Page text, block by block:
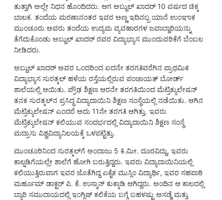
ತುತ್ತಾಗಿ ಅಲ್ಲೇ ನಿಧನ ಹೊಂದಿದರು. ಆಗ ಅಬ್ದುಲ್ ಖಾದರ್ 10 ವರ್ಷದ ಚಿಕ್ಕ
ಬಾಲಕ. ತಂದೆಯ ಮರಣಾನಂತರ ಇವರ ಅಣ್ಣ ಇದಿನಬ್ಬ ಯಾನೆ ಉಂಞಾಕ
ಮುಂಚೂರು ಅವರು ತಂದೆಯ ಉದ್ಯಮ ವ್ಯವಹಾರಗಳ ಜವಾಬ್ದಾರಿಯನ್ನು
ತೆಗೆದುಕೊಂಡು ಅಬ್ದುಲ್ ಖಾದರ್ ರವರ ವಿದ್ಯಾಭ್ಯಾಸ ಮುಂದುವರಿಕೆಗೆ ಬೆಂಬಲ
ನೀಡಿದರು.
ಅಬ್ದುಲ್ ಖಾದರ್ ಅವರ ಒಂದರಿಂದ ಐದನೇ ತರಗತಿವರೆಗಿನ ಪ್ರಾಥಮಿಕ
ವಿದ್ಯಾಭ್ಯಾಸ ಸುರತ್ಕಲ್ ಹಳೆಯ ರಸ್ತೆಯಲ್ಲಿರುವ ಪಂಚಾಯತ್ ಬೋರ್ಡ್
ಶಾಲೆಯಲ್ಲಿ ಆಯಿತು. ಪ್ರೌಢ ಶಿಕ್ಷಣ ಆರನೇ ತರಗತಿಯಿಂದ ಮೆಟ್ರಿಕ್ಯುಲೇಷನ್
ತನಕ ಸುರತ್ಕಲ್‌ನ ಪ್ರಸಿದ್ಧ ವಿದ್ಯಾದಾಯಿನಿ ಶಿಕ್ಷಣ ಸಂಸ್ಥೆಯಲ್ಲಿ ನಡೆಯಿತು. ಆಗಿನ
ಮೆಟ್ರಿಕ್ಯುಲೇಷನ್ ಎಂದರೆ ಅದು 11ನೇ ತರಗತಿ ಆಗಿತ್ತು. ಇವರು
ಮೆಟ್ರಿಕ್ಯುಲೇಷನ್ ಕಲಿಯುವ ಸಂದರ್ಭದಲ್ಲಿ ವಿದ್ಯಾದಾಯಿನಿ ಶಿಕ್ಷಣ ಸಂಸ್ಥೆ
ಮದ್ರಾಸು ವಿಶ್ವವಿದ್ಯಾನಿಲಯಕ್ಕೆ ಒಳಪಟ್ಟಿತ್ತು.
ಮುಂಚೂರಿನಿಂದ ಸುರತ್ಕಲ್‌ಗೆ ಅಂದಾಜು 5 ಕಿ.ಮೀ. ದೂರವಿದ್ದು, ಇವರು
ಕಾಲ್ನಡಿಗೆಯಲ್ಲೇ ಶಾಲೆಗೆ ಹೋಗಿ ಬರುತ್ತಿದ್ದರು. ಇವರು ವಿದ್ಯಾದಾಯಿನಿಯಲ್ಲಿ
ಕಲಿಯುತ್ತಿರುವಾಗ ಇವರ ಜೊತೆಗಿದ್ದ ಏಕೈಕ ಮುಸ್ಲಿಂ ವಿದ್ಯಾರ್ಥಿ, ಇವರ ಸಹಪಾಠಿ
ಮರ್ಹೂಮ್ ಡಾಕ್ಟರ್ ಪಿ. ಕೆ. ಉಸ್ಮಾನ್ ಕುಕ್ಕಾಡಿ ಆಗಿದ್ದರು. ಅಂದಿನ ಆ ಕಾಲದಲ್ಲಿ
ಬ್ಯಾರಿ ಸಮುದಾಯದಲ್ಲಿ ಇಂಗ್ಲಿಷ್ ಕಲಿಕೆಯ ಬಗ್ಗೆ ಬಹಳಷ್ಟು ಅಸಡ್ಡೆ ಮತ್ತು